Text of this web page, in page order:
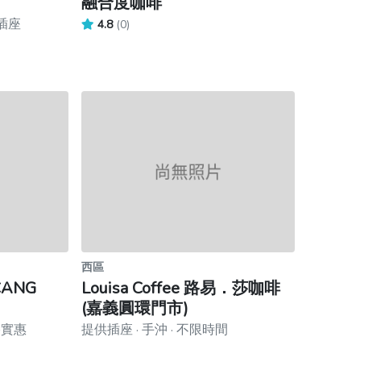
座 4.8 (0)
惠
西區
Louisa Coffee 路易．莎咖啡
(嘉義圓環門市)
提供插座 · 手沖 · 不限時間